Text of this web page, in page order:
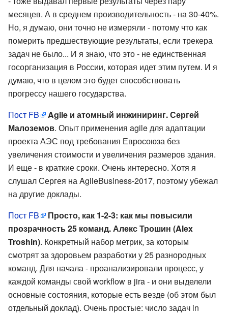
месяцев. А в среднем производительность - на 30-40%.
Но, я думаю, они точно не измеряли - потому что как
померить предшествующие результаты, если трекера
задач не было... И я знаю, что это - не единственная
госорганизация в России, которая идет этим путем. И я
думаю, что в целом это будет способствовать
прогрессу нашего государства.
Пост FB
Agile и атомный инжиниринг. Сергей
Малоземов. Опыт применения agile для адаптации
проекта АЭС под требования Евросоюза без
увеличения стоимости и увеличения размеров здания.
И еще - в краткие сроки. Очень интересно. Хотя я
слушал Сергея на AgileBusiness-2017, поэтому убежал
на другие доклады.
Пост FB
Просто, как 1-2-3: как мы повысили
прозрачность 25 команд. Алекс Трошин (Alex
Troshin). Конкретный набор метрик, за которым
смотрят за здоровьем разработки у 25 разнородных
команд. Для начала - проанализировали процесс, у
каждой команды свой workflow в jira - и они выделели
основные состояния, которые есть везде (об этом был
отдельный доклад). Очень простые: число задач in